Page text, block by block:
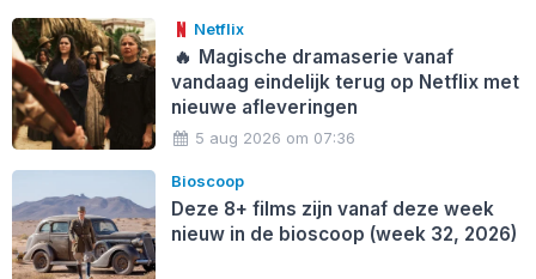
Netflix
🔥 Magische dramaserie vanaf
vandaag eindelijk terug op Netflix met
nieuwe afleveringen
5 aug 2026 om 07:36
Bioscoop
Deze 8+ films zijn vanaf deze week
nieuw in de bioscoop (week 32, 2026)